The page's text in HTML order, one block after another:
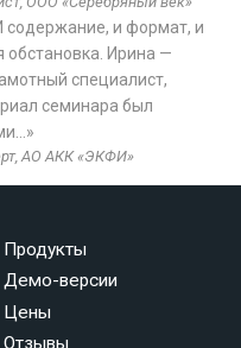
содержание, и формат, и
Ирина —
специалист,
семинара был
АО АКК «ЭКФИ»
Продукты
Демо-версии
Цены
Отзывы